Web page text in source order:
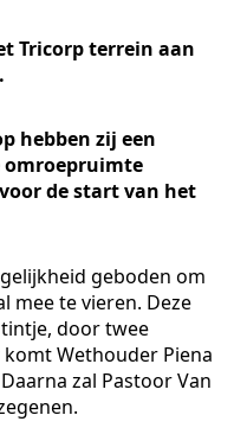
Tricorp terrein aan
hebben zij een
omroepruimte
de start van het
geboden om
mee te vieren. Deze
door twee
Wethouder Piena
zal Pastoor Van